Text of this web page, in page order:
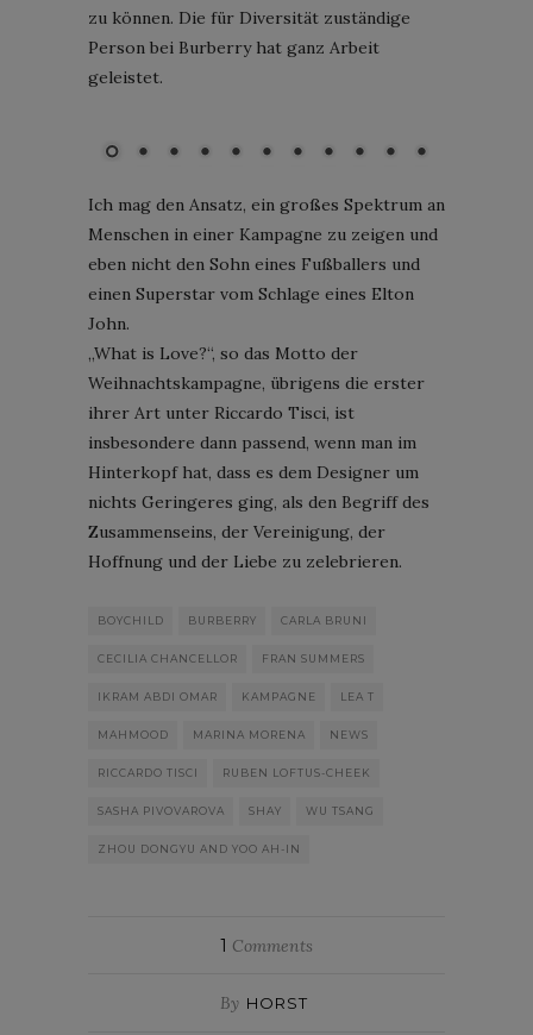
zu können. Die für Diversität zuständige
Person bei Burberry hat ganz Arbeit
geleistet.
Burberry Weihnachtskampagne 2019; Courtesy of Burberry; Foto:
Ich mag den Ansatz, ein großes Spektrum an
Menschen in einer Kampagne zu zeigen und
eben nicht den Sohn eines Fußballers und
einen Superstar vom Schlage eines Elton
John.
„What is Love?“, so das Motto der
Weihnachtskampagne, übrigens die erster
ihrer Art unter Riccardo Tisci, ist
insbesondere dann passend, wenn man im
Hinterkopf hat, dass es dem Designer um
nichts Geringeres ging, als den Begriff des
Zusammenseins, der Vereinigung, der
Hoffnung und der Liebe zu zelebrieren.
BOYCHILD BURBERRY CARLA BRUNI
CECILIA CHANCELLOR FRAN SUMMERS
IKRAM ABDI OMAR KAMPAGNE LEA T
MAHMOOD MARINA MORENA NEWS
RICCARDO TISCI RUBEN LOFTUS-CHEEK
SASHA PIVOVAROVA SHAY WU TSANG
ZHOU DONGYU AND YOO AH-IN
1 Comments
By HORST